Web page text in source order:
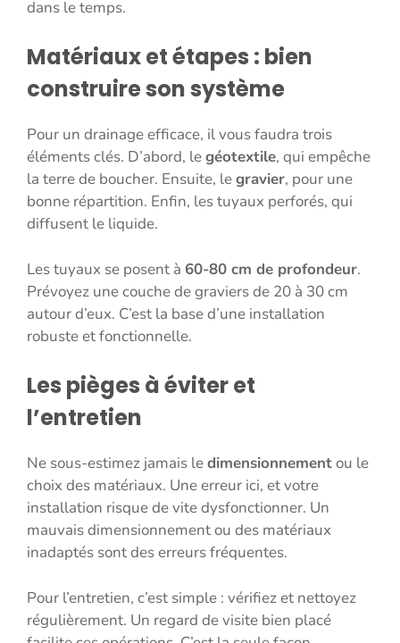
dans le temps.
Matériaux et étapes : bien
construire son système
Pour un drainage efficace, il vous faudra trois
éléments clés. D’abord, legéotextile, qui empêche
la terre de boucher. Ensuite, legravier, pour une
bonne répartition. Enfin, les tuyaux perforés, qui
diffusent le liquide.
Les tuyaux se posent à 60-80 cm de profondeur.
Prévoyez une couche de graviers de 20 à 30 cm
autour d’eux. C’est la base d’une installation
robuste et fonctionnelle.
Les pièges à éviter et
l’entretien
Ne sous-estimez jamais ledimensionnementou le
choix des matériaux. Une erreur ici, et votre
installation risque de vite dysfonctionner. Un
mauvais dimensionnement ou des matériaux
inadaptés sont des erreurs fréquentes.
Pour l’entretien, c’est simple : vérifiez et nettoyez
régulièrement. Un regard de visite bien placé